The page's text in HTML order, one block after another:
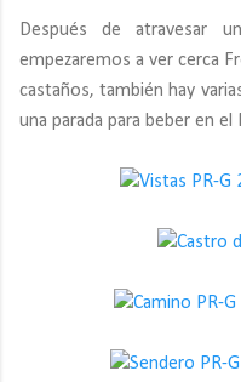
Después de atravesar
empezaremos a ver cerca
castaños, también hay
una parada para beber en